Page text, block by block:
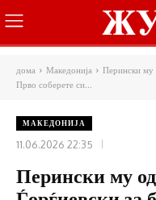
дома Македонија
Перински му
Прво соберете си...
МАКЕДОНИЈА
11.06.2026 22:35
Перински му